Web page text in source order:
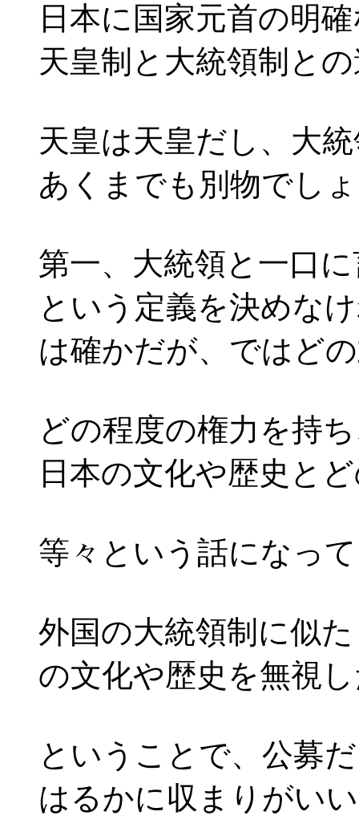
日本に国家元首の明
天皇制と大統領制と
天皇は天皇だし、大
あくまでも別物でし
第一、大統領と一口
という定義を決めな
は確かだが、ではど
どの程度の権力を持
日本の文化や歴史と
等々という話になっ
外国の大統領制に似
の文化や歴史を無視
ということで、公募
はるかに収まりがい